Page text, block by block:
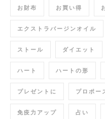
お財布 お買い得
エクストラバージンオイル
ストール ダイエット
ハート ハートの形
プレゼントに プロポー
免疫力アップ 占い